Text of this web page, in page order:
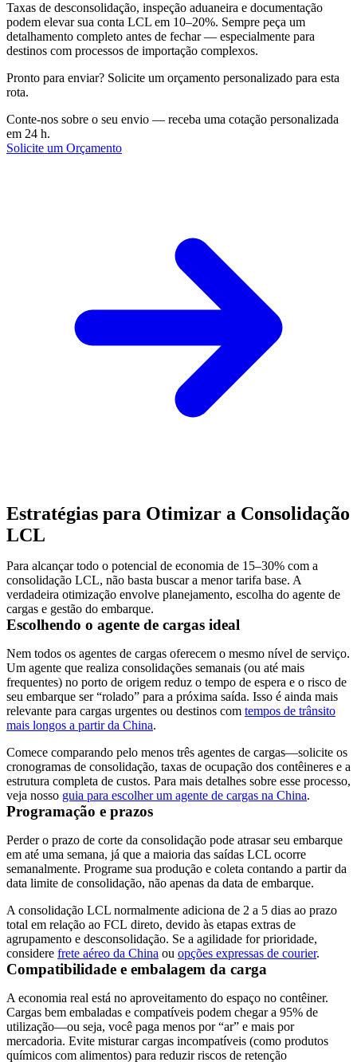
Taxas de desconsolidação, inspeção aduaneira e documentação
podem elevar sua conta LCL em 10–20%. Sempre peça um
detalhamento completo antes de fechar — especialmente para
destinos com processos de importação complexos.
Pronto para enviar? Solicite um orçamento personalizado para esta
rota.
Conte-nos sobre o seu envio — receba uma cotação personalizada
em 24 h.
Solicite um Orçamento
Estratégias para Otimizar a Consolidação
LCL
Para alcançar todo o potencial de economia de 15–30% com a
consolidação LCL, não basta buscar a menor tarifa base. A
verdadeira otimização envolve planejamento, escolha do agente de
cargas e gestão do embarque.
Escolhendo o agente de cargas ideal
Nem todos os agentes de cargas oferecem o mesmo nível de serviço.
Um agente que realiza consolidações semanais (ou até mais
frequentes) no porto de origem reduz o tempo de espera e o risco de
seu embarque ser “rolado” para a próxima saída. Isso é ainda mais
relevante para cargas urgentes ou destinos com tempos de trânsito
mais longos a partir da China.
Comece comparando pelo menos três agentes de cargas—solicite os
cronogramas de consolidação, taxas de ocupação dos contêineres e a
estrutura completa de custos. Para mais detalhes sobre esse processo,
veja nosso guia para escolher um agente de cargas na China.
Programação e prazos
Perder o prazo de corte da consolidação pode atrasar seu embarque
em até uma semana, já que a maioria das saídas LCL ocorre
semanalmente. Programe sua produção e coleta contando a partir da
data limite de consolidação, não apenas da data de embarque.
A consolidação LCL normalmente adiciona de 2 a 5 dias ao prazo
total em relação ao FCL direto, devido às etapas extras de
agrupamento e desconsolidação. Se a agilidade for prioridade,
considere frete aéreo da China ou opções expressas de courier.
Compatibilidade e embalagem da carga
A economia real está no aproveitamento do espaço no contêiner.
Cargas bem embaladas e compatíveis podem chegar a 95% de
utilização—ou seja, você paga menos por “ar” e mais por
mercadoria. Evite misturar cargas incompatíveis (como produtos
químicos com alimentos) para reduzir riscos de retenção